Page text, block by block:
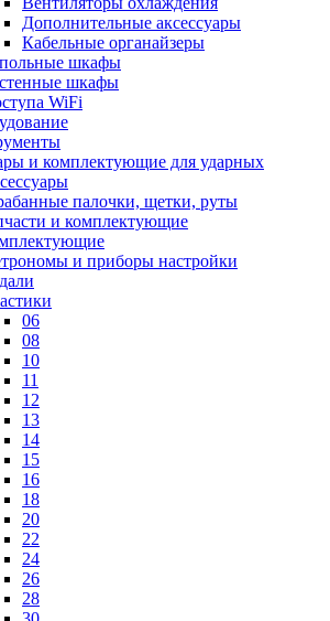
Дополнительные аксессуары
Кабельные органайзеры
шкафы
шкафы
WiFi
и комплектующие для ударных
палочки, щетки, руты
и комплектующие
и приборы настройки
06
08
10
11
12
13
14
15
16
18
20
22
24
26
28